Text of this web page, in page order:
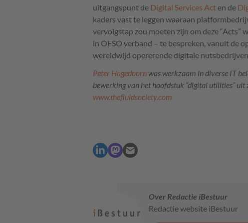
uitgangspunt de Digital Services Act en de
kaders vast te leggen waaraan
vervolgstap zou moeten zijn om deze
in OESO verband – te bespreken, vanuit de
wereldwijd opererende digitale
Peter Hagedoorn was werkzaam in diverse IT
bewerking van het hoofdstuk “digital utilities” uit
www.thefluidsociety.com
Over Redactie iBestuur
Redactie website iBestuur